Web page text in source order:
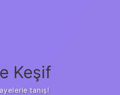
Keşif
tanış!